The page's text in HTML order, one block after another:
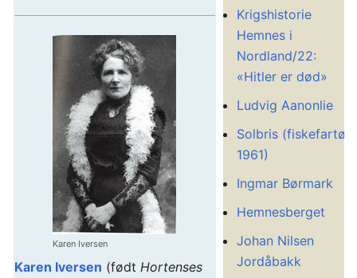
Karen Iversen
Karen Iversen (født Hortenses
Krigshistorie
Hemnes i
Nordland/22:
«Hitler er død»
Ludvig Aanonlie
Solbris (fiskefartøy
1961)
Ingmar Børmark
Hemnesberget
Johan Nilsen
Jordåbakk